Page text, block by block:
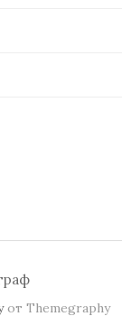
от Themegraphy